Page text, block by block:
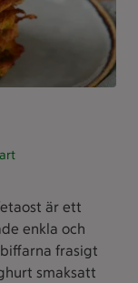
klimartsmart val.
är ett
enkla och
frasigt
smaksatt